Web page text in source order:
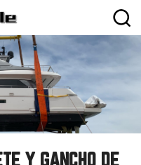
Y GANCHO DE